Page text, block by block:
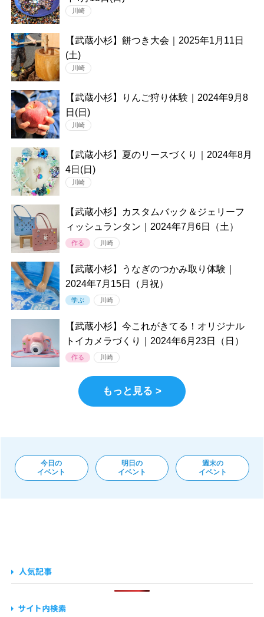
川崎
【武蔵小杉】餅つき大会｜2025年1月11日
(土)
川崎
【武蔵小杉】りんご狩り体験｜2024年9月8
日(日)
川崎
【武蔵小杉】夏のリースづくり｜2024年8月
4日(日)
川崎
【武蔵小杉】カスタムバック＆ジェリーフ
ィッシュランタン｜2024年7月6日（土）
作る 川崎
【武蔵小杉】うなぎのつかみ取り体験｜
2024年7月15日（月祝）
学ぶ 川崎
【武蔵小杉】今これがきてる！オリジナル
トイカメラづくり｜2024年6月23日（日）
作る 川崎
もっと見る >
今日の
イベント
明日の
イベント
週末の
イベント